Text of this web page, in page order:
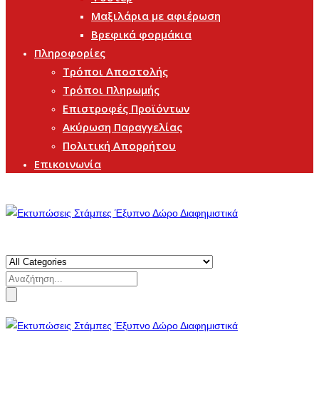
Μαξιλάρια με αφιέρωση
Βρεφικά φορμάκια
Πληροφορίες
Τρόποι Αποστολής
Τρόποι Πληρωμής
Επιστροφές Προϊόντων
Ακύρωση Παραγγελίας
Πολιτική Απορρήτου
Επικοινωνία
Search